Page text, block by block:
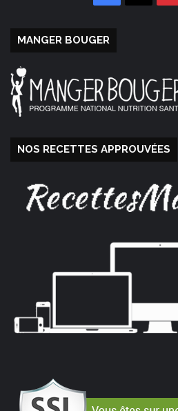
MANGER BOUGER
NOS RECETTES APPROUVÉES